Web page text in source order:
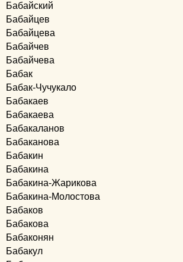
Бабайский
Бабайцев
Бабайцева
Бабайчев
Бабайчева
Бабак
Бабак-Чучукало
Бабакаев
Бабакаева
Бабакаланов
Бабаканова
Бабакин
Бабакина
Бабакина-Жарикова
Бабакина-Молостова
Бабаков
Бабакова
Бабаконян
Бабакул